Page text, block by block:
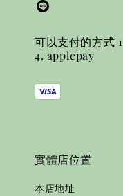
可以支付的方式
4. applepay
實體店位置
本店地址